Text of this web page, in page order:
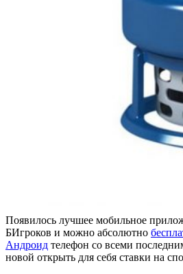
Появилось лучшее мобильное
БИгроков и можно абсолютно
Андроид телефон со всеми
новой открыть для себя ставки на